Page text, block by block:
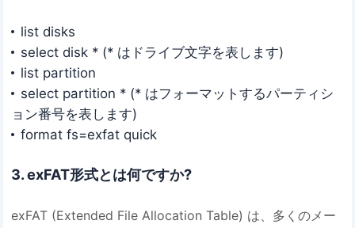
list disks
select disk * (* はドライブ文字を表します)
list partition
select partition * (* はフォーマットするパーティシ
ョン番号を表します)
format fs=exfat quick
3. exFAT形式とは何ですか?
exFAT (Extended File Allocation Table) は、多くのメー